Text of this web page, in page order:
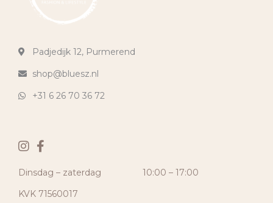
Padjedijk 12, Purmerend
shop@bluesz.nl
+31 6 26 70 36 72
Dinsdag – zaterdag
10:00 – 17:00
KVK 71560017